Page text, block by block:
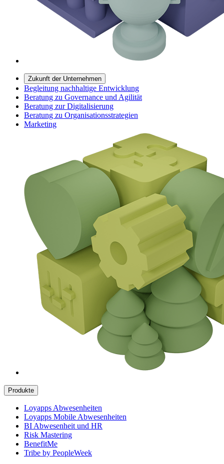
Zukunft der Unternehmen
Begleitung nachhaltige Entwicklung
Beratung zu Governance und Agilität
Beratung zur Digitalisierung
Beratung zu Organisationsstrategien
Marketing
Produkte
Loyapps Abwesenheiten
Loyapps Mobile Abwesenheiten
BI Abwesenheit und HR
Risk Mastering
BenefitMe
Tribe by PeopleWeek